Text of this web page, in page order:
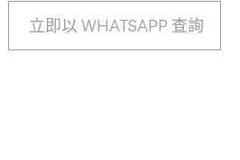
立即以 WHATSAPP 查詢